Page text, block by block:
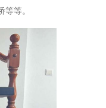
等。